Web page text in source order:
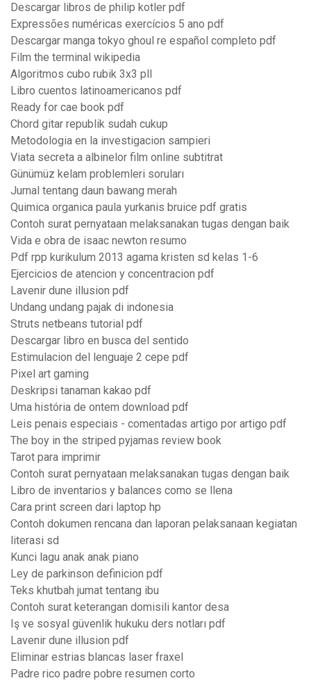
Descargar libros de philip kotler pdf
Expressões numéricas exercícios 5 ano pdf
Descargar manga tokyo ghoul re español completo pdf
Film the terminal wikipedia
Algoritmos cubo rubik 3x3 pll
Libro cuentos latinoamericanos pdf
Ready for cae book pdf
Chord gitar republik sudah cukup
Metodologia en la investigacion sampieri
Viata secreta a albinelor film online subtitrat
Günümüz kelam problemleri soruları
Jurnal tentang daun bawang merah
Quimica organica paula yurkanis bruice pdf gratis
Contoh surat pernyataan melaksanakan tugas dengan baik
Vida e obra de isaac newton resumo
Pdf rpp kurikulum 2013 agama kristen sd kelas 1-6
Ejercicios de atencion y concentracion pdf
Lavenir dune illusion pdf
Undang undang pajak di indonesia
Struts netbeans tutorial pdf
Descargar libro en busca del sentido
Estimulacion del lenguaje 2 cepe pdf
Pixel art gaming
Deskripsi tanaman kakao pdf
Uma história de ontem download pdf
Leis penais especiais - comentadas artigo por artigo pdf
The boy in the striped pyjamas review book
Tarot para imprimir
Contoh surat pernyataan melaksanakan tugas dengan baik
Libro de inventarios y balances como se llena
Cara print screen dari laptop hp
Contoh dokumen rencana dan laporan pelaksanaan kegiatan
literasi sd
Kunci lagu anak anak piano
Ley de parkinson definicion pdf
Teks khutbah jumat tentang ibu
Contoh surat keterangan domisili kantor desa
Iş ve sosyal güvenlik hukuku ders notları pdf
Lavenir dune illusion pdf
Eliminar estrias blancas laser fraxel
Padre rico padre pobre resumen corto